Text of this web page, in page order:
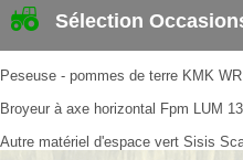
Sélection
Peseuse - pommes de terre KMK
Broyeur à axe horizontal Fpm LUM
Autre matériel d'espace vert Sisis